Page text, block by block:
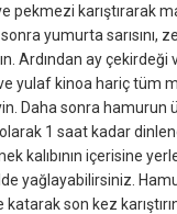
pekmezi karıştırarak
yumurta sarısını,
Ardından ay çekirdeği
yulaf kinoa hariç tüm
Daha sonra hamurun
1 saat kadar
kalıbının içerisine
yağlayabilirsiniz.
son kez karıştırın